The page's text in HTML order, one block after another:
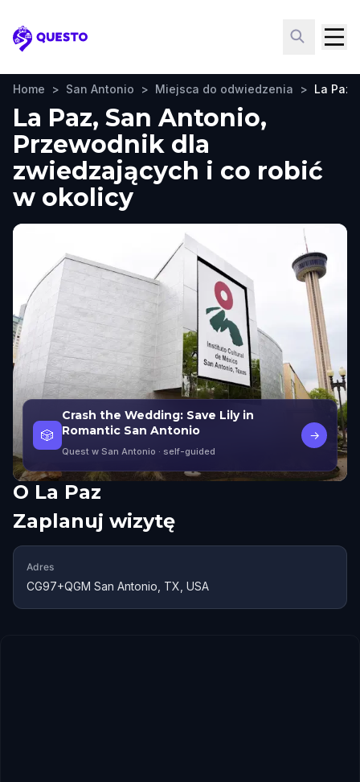
Questo
Home > San Antonio > Miejsca do odwiedzenia > La Paz
La Paz, San Antonio,
Przewodnik dla
zwiedzających i co robić
w okolicy
🎲
Crash the Wedding: Save Lily in
Romantic San Antonio
Quest w San Antonio · self-guided
→
O La Paz
Zaplanuj wizytę
Adres
CG97+QGM San Antonio, TX, USA